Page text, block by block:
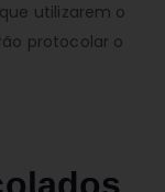
utilizarem o
protocolar o